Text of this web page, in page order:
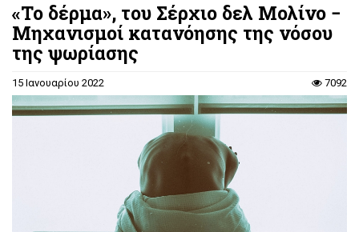
«Το δέρμα», του Σέρχιο δελ Μολίνο −
Μηχανισμοί κατανόησης της νόσου
της ψωρίασης
15 Ιανουαρίου 2022 7092